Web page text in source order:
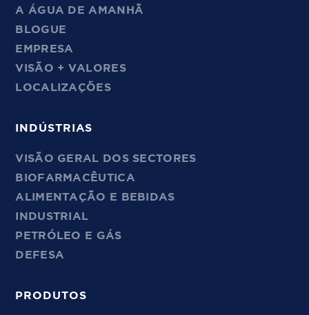
A ÁGUA DE AMANHÃ
BLOGUE
EMPRESA
VISÃO + VALORES
LOCALIZAÇÕES
INDÚSTRIAS
VISÃO GERAL DOS SECTORES
BIOFARMACÊUTICA
ALIMENTAÇÃO E BEBIDAS
INDUSTRIAL
PETRÓLEO E GÁS
DEFESA
PRODUTOS